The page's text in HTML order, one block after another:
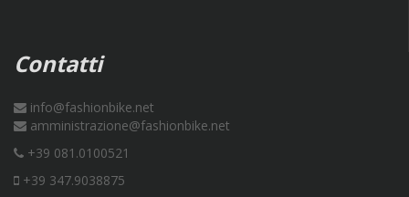
Contatti
info@fashionbike.net
amministrazione@fashionbike.net
+39 081.0100521
+39 347.9038875